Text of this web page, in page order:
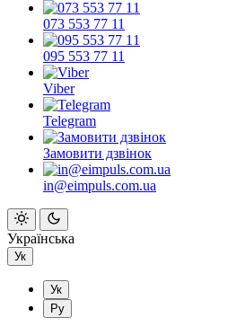
073 553 77 11
095 553 77 11
Viber
Telegram
Замовити дзвінок
in@eimpuls.com.ua
Українська
Ук
Ук
Ру